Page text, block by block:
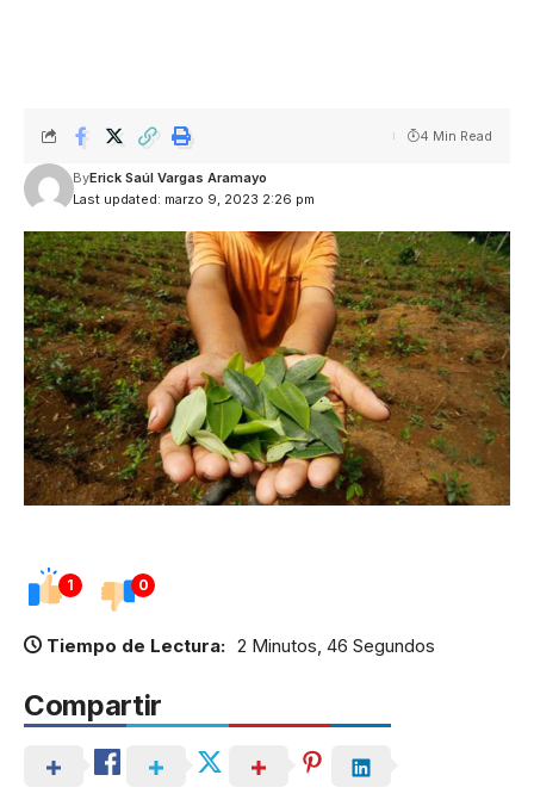
Last updated: marzo 9, 2023 2:26 pm
ByErick Saúl Vargas Aramayo
4 Min Read
1 0
Tiempo de Lectura: 2 Minutos, 46 Segundos
Compartir